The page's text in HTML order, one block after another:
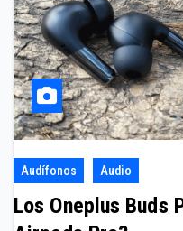
Audífonos Audio
Los Oneplus Buds